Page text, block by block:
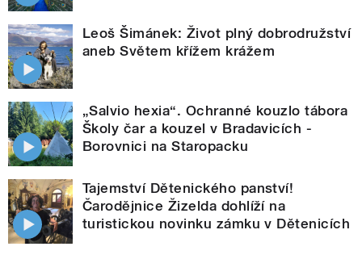
Leoš Šimánek: Život plný dobrodružství
aneb Světem křížem krážem
„Salvio hexia“. Ochranné kouzlo tábora
Školy čar a kouzel v Bradavicích -
Borovnici na Staropacku
Tajemství Dětenického panství!
Čarodějnice Žizelda dohlíží na
turistickou novinku zámku v Dětenicích